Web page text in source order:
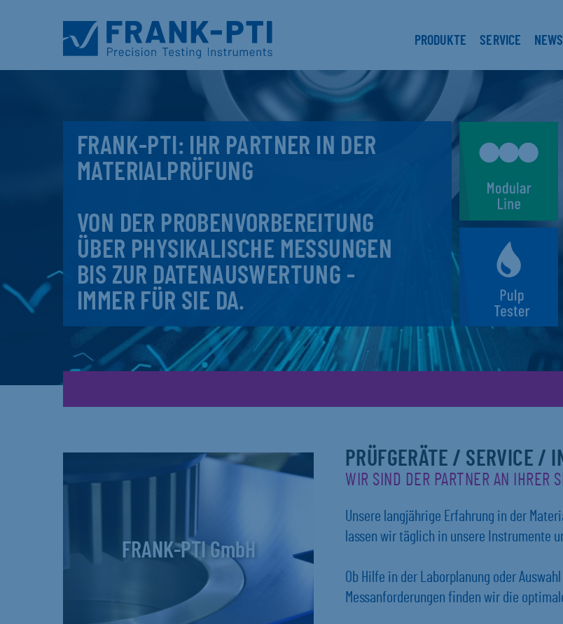
PRODUKTE SERVICE NEWS
FRANK-PTI: IHR PARTNER IN DER
MATERIALPRÜFUNG
VON DER PROBENVORBEREITUNG
ÜBER PHYSIKALISCHE MESSUNGEN
BIS ZUR DATENAUSWERTUNG -
IMMER FÜR SIE DA.
FRANK-PTI GmbH
PRÜFGERÄTE / SERVICE /
WIR SIND DER PARTNER AN IHRER
Unsere langjährige Erfahrung in der
lassen wir täglich in unsere Instrumente
Ob Hilfe in der Laborplanung oder
Messanforderungen finden wir die